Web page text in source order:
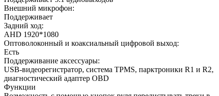
Внешний микрофон:
Поддерживает
Задний ход:
AHD 1920*1080
Оптоволоконный и коаксиальный цифровой выход:
Есть
Поддерживание аксессуары:
USB-видеорегистратор, система TPMS, парктроники R1 и R2,
диагностический адаптер OBD
Функции